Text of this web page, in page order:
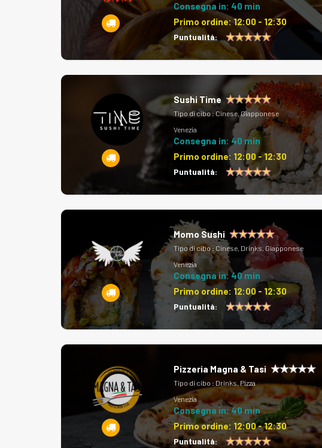
Consegna in: 40 min
Primo ordine:12:00 - 12:30
Puntualità:
Sushi Time
Tipo di cibo : Cinese, Giapponese
Venezia
Consegna in: 40 min
Primo ordine: 12:00 - 12:30
Puntualità:
Momo Sushi
Tipo di cibo :Cinese, Drinks, Giapponese
Venezia
Consegna in: 40 min
Primo ordine: 12:00 - 12:30
Puntualità:
Pizzeria Magna & Tasi
Tipo di cibo : Drinks, Pizza
Venezia
Consegna in: 40 min
Primo ordine:12:00 - 12:30
Puntualità: